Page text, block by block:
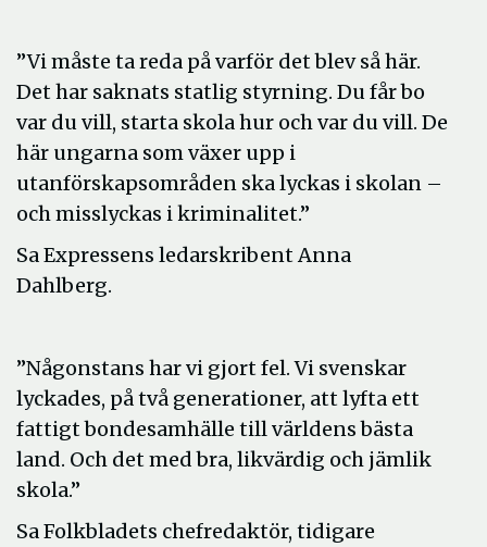
”Vi måste ta reda på varför det blev så här.
Det har saknats statlig styrning. Du får bo
var du vill, starta skola hur och var du vill. De
här ungarna som växer upp i
utanförskapsområden ska lyckas i skolan –
och misslyckas i kriminalitet.”
Sa Expressens ledarskribent Anna
Dahlberg.
”Någonstans har vi gjort fel. Vi svenskar
lyckades, på två generationer, att lyfta ett
fattigt bondesamhälle till världens bästa
land. Och det med bra, likvärdig och jämlik
skola.”
Sa Folkbladets chefredaktör, tidigare